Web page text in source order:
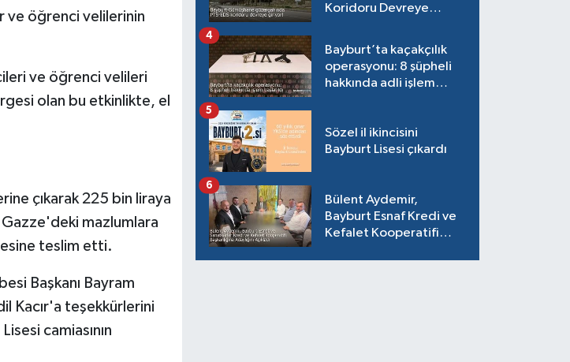
öğrenci velilerinin
ve öğrenci velileri
olan bu etkinlikte, el
çıkarak 225 bin liraya
Gazze'deki mazlumlara
teslim etti.
Başkanı Bayram
Kacır'a teşekkürlerini
camiasının
Koridoru Devreye
Bayburt’ta kaçakçılık
operasyonu: 8 şüpheli
hakkında adli işlem
4
Sözel il ikincisini
Bayburt Lisesi çıkardı
5
Bülent Aydemir,
Bayburt Esnaf Kredi ve
Kefalet Kooperatifi
6